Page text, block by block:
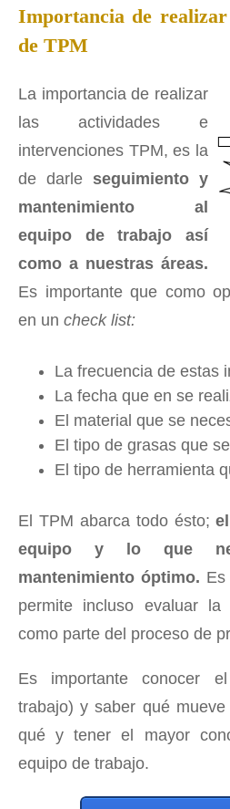
Importancia de realizar
de TPM
La importancia de realizar
las actividades e
intervenciones TPM, es la
de darle seguimiento y
mantenimiento al
equipo de trabajo así
como a nuestras áreas.
Es importante que como
en un check list:
La frecuencia de estas
La fecha que en se
El material que se
El tipo de grasas que
El tipo de herramienta
El TPM abarca todo ésto;
equipo y lo que
mantenimiento óptimo.
permite incluso evaluar
como parte del proceso de
Es importante conocer
trabajo) y saber qué
qué y tener el mayor
equipo de trabajo.